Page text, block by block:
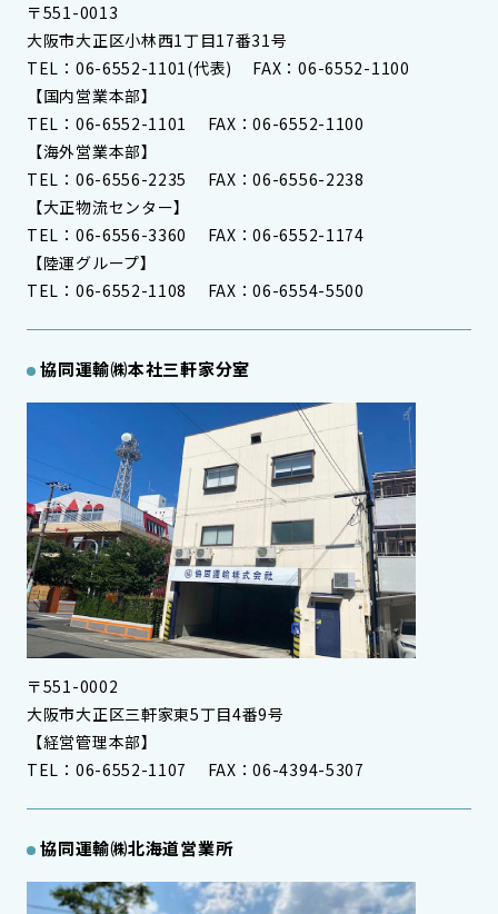
〒551-0013
大阪市大正区小林西1丁目17番31号
TEL：06-6552-1101(代表) FAX：06-6552-1100
【国内営業本部】
TEL：06-6552-1101 FAX：06-6552-1100
【海外営業本部】
TEL：06-6556-2235 FAX：06-6556-2238
【大正物流センター】
TEL：06-6556-3360 FAX：06-6552-1174
【陸運グループ】
TEL：06-6552-1108 FAX：06-6554-5500
協同運輸㈱本社三軒家分室
〒551-0002
大阪市大正区三軒家東5丁目4番9号
【経営管理本部】
TEL：06-6552-1107 FAX：06-4394-5307
協同運輸㈱北海道営業所